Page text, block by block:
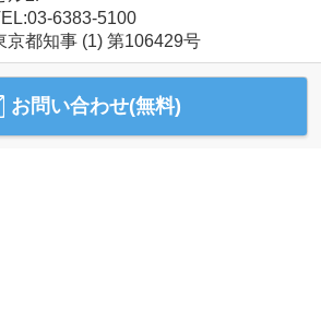
6383-5100
京都知事 (1) 第106429号
お問い合わせ(無料)